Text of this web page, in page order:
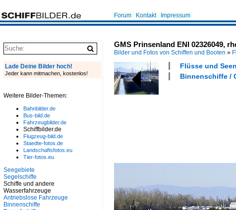
Forum Kontakt Impressum
GMS Prinsenland ENI 02326049,
Bilder und Fotos von Schiffen und Booten »
Flüsse und
Binnenschiffe /
Lade Deine Bilder hoch!
Jeder kann mitmachen, kostenlos!
Weitere Bilder-Themen:
Bahnbilder.de
Bus-bild.de
Fahrzeugbilder.de
Schiffbilder.de
Flugzeug-bild.de
Staedte-fotos.de
Landschaftsfotos.eu
Tier-fotos.eu
Seegebiete
Segelschiffe
Schiffe und andere
Wasserfahrzeuge
Antriebslose Fahrzeuge
Binnenschiffe